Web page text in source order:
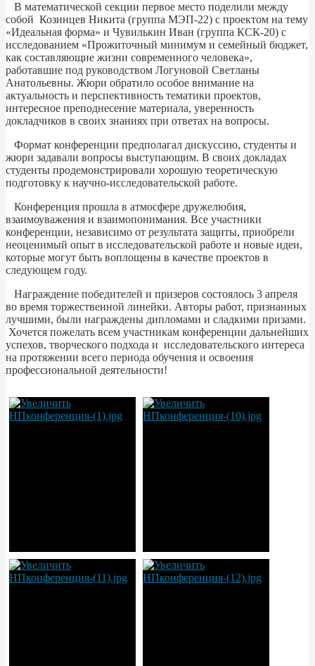
В математической секции первое место поделили между
собой Козинцев Никита (группа МЭП-22) с проектом на тему
«Идеальная форма» и Чувилькин Иван (группа КСК-20) с
исследованием «Прожиточный минимум и семейный бюджет,
как составляющие жизни современного человека»,
работавшие под руководством Логуновой Светланы
Анатольевны. Жюри обратило особое внимание на
актуальность и перспективность тематики проектов,
интересное преподнесение материала, уверенность
докладчиков в своих знаниях при ответах на вопросы.
Формат конференции предполагал дискуссию, студенты и
жюри задавали вопросы выступающим. В своих докладах
студенты продемонстрировали хорошую теоретическую
подготовку к научно-исследовательской работе.
Конференция прошла в атмосфере дружелюбия,
взаимоуважения и взаимопонимания. Все участники
конференции, независимо от результата защиты, приобрели
неоценимый опыт в исследовательской работе и новые идеи,
которые могут быть воплощены в качестве проектов в
следующем году.
Награждение победителей и призеров состоялось 3 апреля
во время торжественной линейки. Авторы работ, признанных
лучшими, были награждены дипломами и сладкими призами.
Хочется пожелать всем участникам конференции дальнейших
успехов, творческого подхода и исследовательского интереса
на протяжении всего периода обучения и освоения
профессиональной деятельности!